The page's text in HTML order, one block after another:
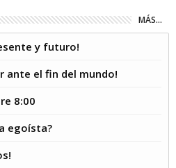
MÁS...
y futuro!
ante el fin del mundo!
8:00
egoísta?